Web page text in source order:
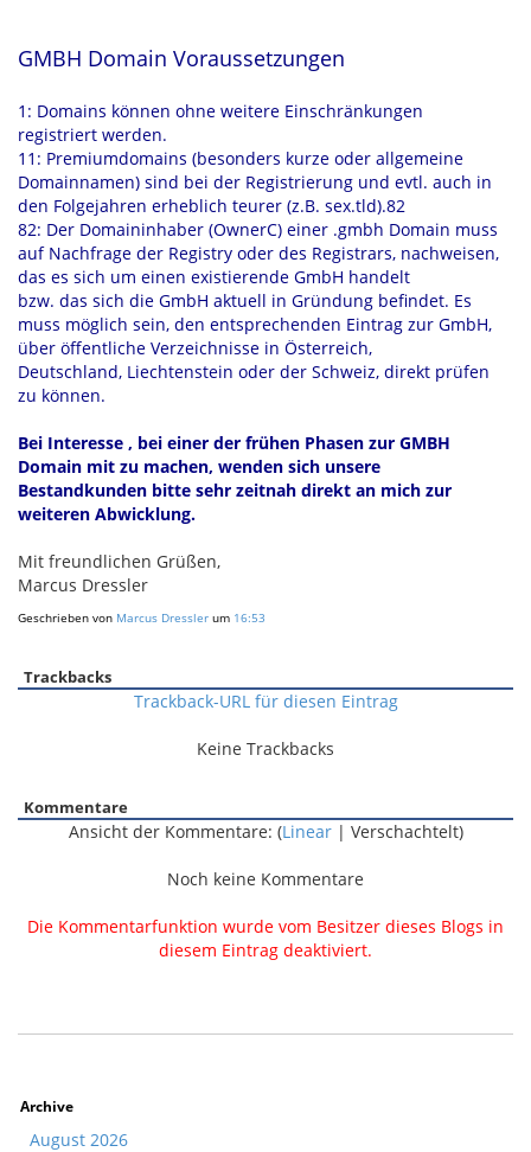
GMBH Domain Voraussetzungen
1: Domains können ohne weitere Einschränkungen
registriert werden.
11: Premiumdomains (besonders kurze oder allgemeine
Domainnamen) sind bei der Registrierung und evtl. auch in
den Folgejahren erheblich teurer (z.B. sex.tld).82
82: Der Domaininhaber (OwnerC) einer .gmbh Domain muss
auf Nachfrage der Registry oder des Registrars, nachweisen,
das es sich um einen existierende GmbH handelt
bzw. das sich die GmbH aktuell in Gründung befindet. Es
muss möglich sein, den entsprechenden Eintrag zur GmbH,
über öffentliche Verzeichnisse in Österreich,
Deutschland, Liechtenstein oder der Schweiz, direkt prüfen
zu können.
Bei Interesse , bei einer der frühen Phasen zur GMBH
Domain mit zu machen, wenden sich unsere
Bestandkunden bitte sehr zeitnah direkt an mich zur
weiteren Abwicklung.
Mit freundlichen Grüßen,
Marcus Dressler
Geschrieben von Marcus Dressler um 16:53
Trackbacks
Trackback-URL für diesen Eintrag
Keine Trackbacks
Kommentare
Ansicht der Kommentare: (Linear| Verschachtelt)
Noch keine Kommentare
Die Kommentarfunktion wurde vom Besitzer dieses Blogs in
diesem Eintrag deaktiviert.
Archive
August 2026